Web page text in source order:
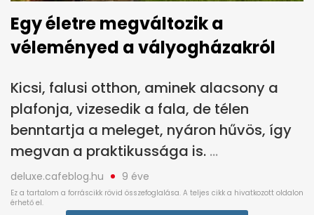
Egy életre megváltozik a
véleményed a vályogházakról
Kicsi, falusi otthon, aminek alacsony a
plafonja, vizesedik a fala, de télen
benntartja a meleget, nyáron hűvös, így
megvan a praktikussága is.
deluxe.cafeblog.hu 9 éve